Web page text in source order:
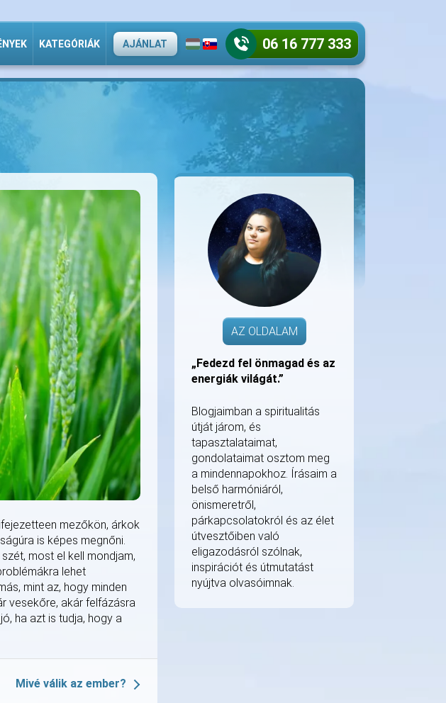
KATEGÓRIÁK AJÁNLAT 06 16 777 333
mezőkön, árkok
is képes megnőni.
most el kell mondjam,
lehet
mint az, hogy minden
vesekőre, akár felfázásra
ha azt is tudja, hogy a
Mivé válik az ember?
AZ OLDALAM
„Fedezd fel önmagad és az
energiák világát.”
Blogjaimban a spiritualitás
útját járom, és
tapasztalataimat,
gondolataimat osztom meg
a mindennapokhoz. Írásaim a
belső harmóniáról,
önismeretről,
párkapcsolatokról és az élet
útvesztőiben való
eligazodásról szólnak,
inspirációt és útmutatást
nyújtva olvasóimnak.